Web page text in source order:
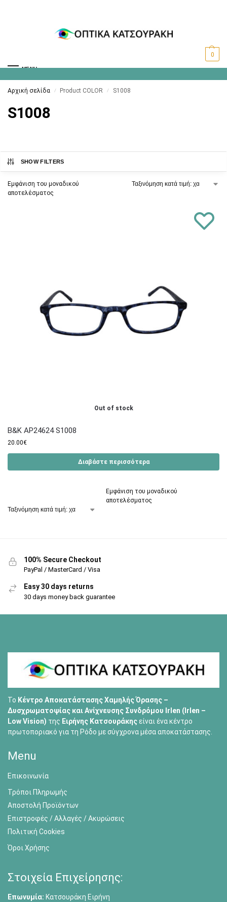
MENU
0
Αρχική σελίδα / Product COLOR / S1008
S1008
SHOW FILTERS
Εμφάνιση του μοναδικού
αποτελέσματος
Out of stock
B&K AP24624 S1008
20.00€
Διαβάστε περισσότερα
Εμφάνιση του μοναδικού
αποτελέσματος
100% Secure Checkout
PayPal / MasterCard / Visa
Easy 30 days returns
30 days money back guarantee
Το Κέντρο Αποκατάστασης Χαμηλής Όρασης –
Δυσχρωματοψίας και Ανίχνευσης Συνδρόμου Irlen (Irlen –
Low Vision) της Ειρήνης Κατσουράκηςείναι ένα κέντρο
πρωτοποριακό για τη Ρόδο με σύγχρονα μέσα αποκατάστασης.
Menu
Επικοινωνία
Τρόποι Πληρωμής
Αποστολή Προϊόντων
Επιστροφές / Αλλαγές / Ακυρώσεις
Πολιτική Cookies
Όροι Χρήσης
Στοιχεία Επιχείρησης:
Επωνυμία: Κατσουράκη Ειρήνη